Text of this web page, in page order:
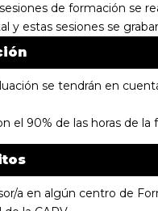
de formación se
y estas sesiones se
se tendrán en
el 90% de las horas de la
a en algún centro de